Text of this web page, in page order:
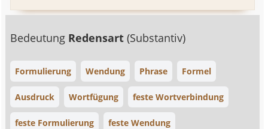
Bedeutung Redensart(Substantiv)
Formulierung Wendung Phrase Formel
Ausdruck Wortfügung feste Wortverbindung
feste Formulierung feste Wendung